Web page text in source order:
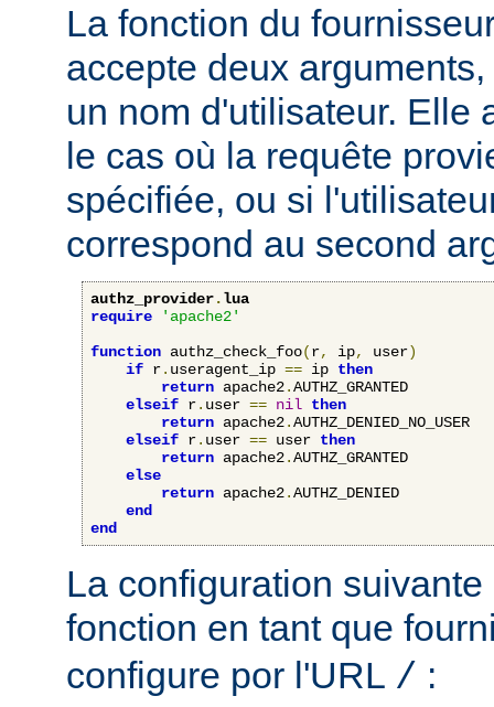
La fonction du
accepte deux
un nom d'utilisateur. Elle
le cas où la requête
spécifiée, ou si
correspond au second
authz_provider.lua
require
'apache2'
function authz_check_foo(r, ip, user)
if r. useragent_ip == ip then
return apache2.AUTHZ_GRANTED
elseif r. user == nil then
return apache2.AUTHZ_DENIED_NO_USER
elseif r. user == user then
return apache2.AUTHZ_GRANTED
else
return apache2.AUTHZ_DENIED
end
end
La configuration
fonction en tant que
configure por l'URL / :